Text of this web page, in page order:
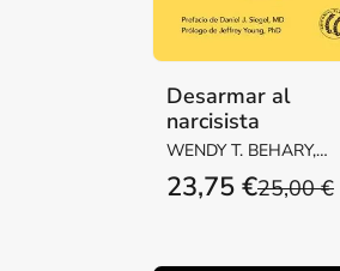
Desarmar al
narcisista
WENDY T. BEHARY,
LCSW
25,00 €
23,75 €